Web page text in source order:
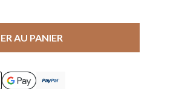
AU PANIER